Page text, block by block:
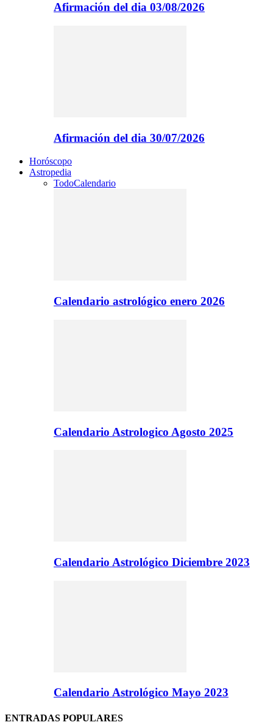
Afirmación del dia 03/08/2026
Afirmación del dia 30/07/2026
Horóscopo
Astropedia
TodoCalendario
Calendario astrológico enero 2026
Calendario Astrologico Agosto 2025
Calendario Astrológico Diciembre 2023
Calendario Astrológico Mayo 2023
ENTRADAS POPULARES